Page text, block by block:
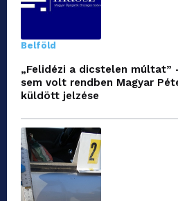
Belföld
„Felidézi a dicstelen múltat”
sem volt rendben Magyar
küldött jelzése